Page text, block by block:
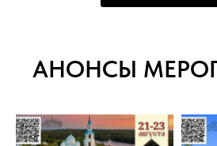
АНОНСЫ